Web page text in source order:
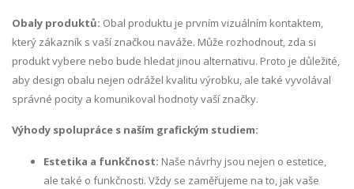
Obaly produktů: Obal produktu je prvním vizuálním kontaktem,
který zákazník s vaší značkou naváže. Může rozhodnout, zda si
produkt vybere nebo bude hledat jinou alternativu. Proto je důležité,
aby design obalu nejen odrážel kvalitu výrobku, ale také vyvolával
správné pocity a komunikoval hodnoty vaší značky.
Výhody spolupráce s naším grafickým studiem:
Estetika a funkčnost: Naše návrhy jsou nejen o estetice,
ale také o funkčnosti. Vždy se zaměřujeme na to, jak vaše